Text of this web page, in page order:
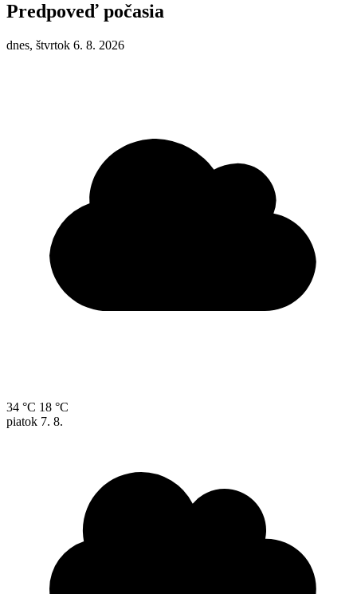
Predpoveď počasia
dnes, štvrtok 6. 8. 2026
34 °C 18 °C
piatok 7. 8.